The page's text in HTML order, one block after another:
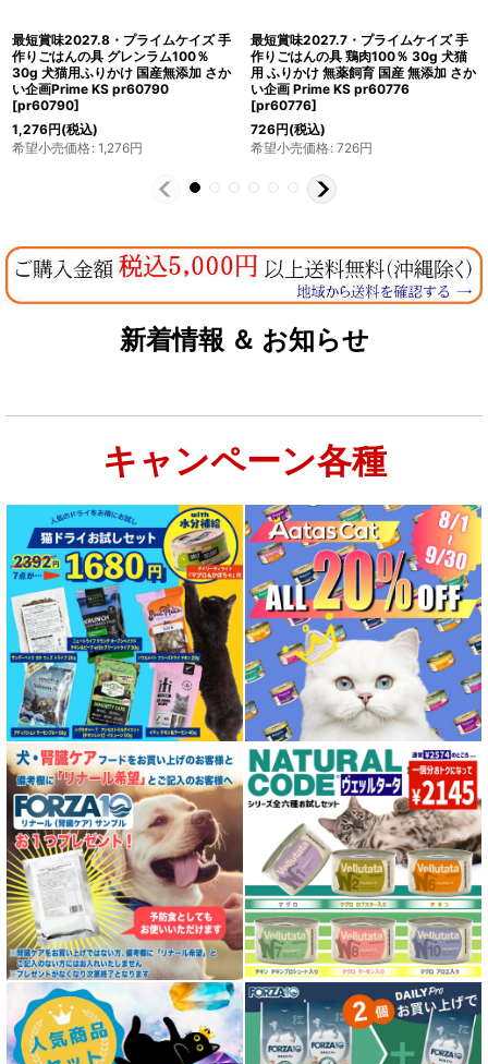
最短賞味2027.7・プライムケイズ 手
作りごはんの具 まぐろ100％ 30g 犬
猫用ふりかけ 国産無添加 さかい企画
Prime KS pr32934 [pr32934
1,089円(税込)
希望小売価格:
最短賞味2027.4・プライムケイズ 手
作りごはんの具 養生野菜 230g 犬猫
用 ふりかけ 国産 無添加 さかい企画
Prime KS pr11112 [pr11112
2,376円(税込)
希望小売価格
新着情報 ＆ お知らせ
キャンペーン各種